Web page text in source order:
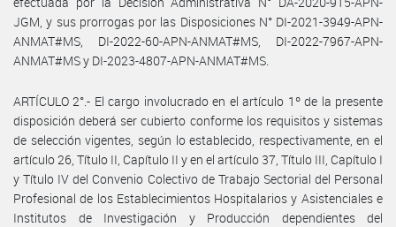
JGM, y sus prorrogas por las Disposiciones N° DI-2021-3949-APN-
ANMAT#MS, DI-2022-60-APN-ANMAT#MS, DI-2022-7967-APN-
ANMAT#MS y DI-2023-4807-APN-ANMAT#MS.
ARTÍCULO 2°.- El cargo involucrado en el artículo 1º de la presente
disposición deberá ser cubierto conforme los requisitos y sistemas
de selección vigentes, según lo establecido, respectivamente, en el
artículo 26, Título II, Capítulo II y en el artículo 37, Título III, Capítulo I
y Título IV del Convenio Colectivo de Trabajo Sectorial del Personal
Profesional de los Establecimientos Hospitalarios y Asistenciales e
Institutos de Investigación y Producción dependientes del